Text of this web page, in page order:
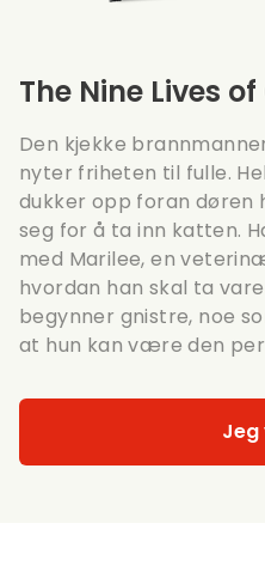
The Nine Lives
Den kjekke
nyter friheten til fulle.
dukker opp foran døren
seg for å ta inn katten.
med Marilee, en
hvordan han skal ta
begynner gnistre, noe
at hun kan være den
Jeg